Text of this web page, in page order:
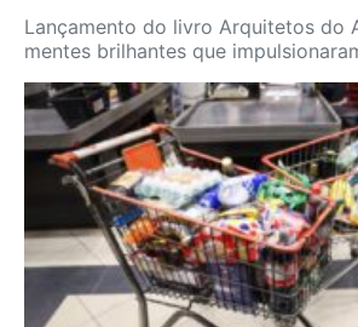
Lançamento do livro Arquitetos do
mentes brilhantes que